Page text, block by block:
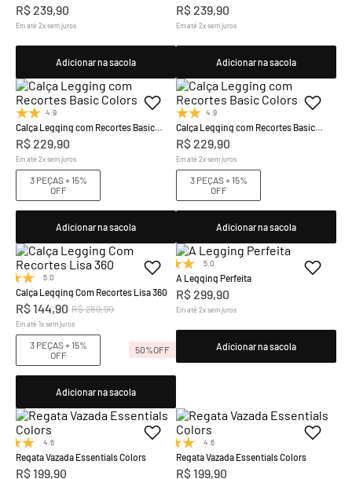
R$239,90
Em até2xsem juros
Adicionar na sacola
R$239,90
Em até2xsem juros
Adicionar na sacola
4.9
Calça Legging com Recortes Basic
Colors
R$229,90
Em até2xsem juros
3 PEÇAS + 15%
OFF
Adicionar na sacola
4.9
Calça Legging com Recortes Basic
Colors
R$229,90
Em até2xsem juros
3 PEÇAS + 15%
OFF
Adicionar na sacola
5.0
Calça Legging Com Recortes Lisa 360
R$144,90 R$289,90
Em até1xsem juros
3 PEÇAS + 15%
OFF
50%OFF
Adicionar na sacola
5.0
A Legging Perfeita
R$299,90
Em até2xsem juros
Adicionar na sacola
4.6
Regata Vazada Essentials Colors
R$199,90
4.6
Regata Vazada Essentials Colors
R$199,90